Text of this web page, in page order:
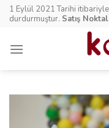
Skip1 Eylül 2021 Tarihi
durdurmuştur. Satış